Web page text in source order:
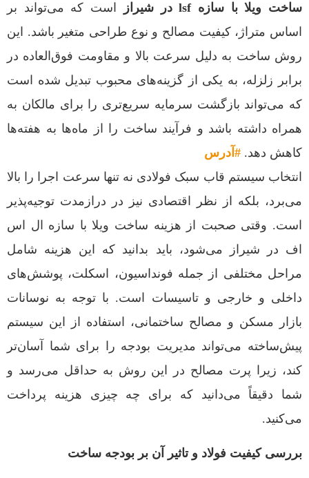
ساخت ویلا با سازه lsf در شیراز
است که می‌تواند بر
اساس متراژ، کیفیت مصالح و نوع طراحی متغیر باشد. این
روش ساخت به دلیل سرعت بالا و مقاومت فوق‌العاده در
برابر زلزله، به یکی از گزینه‌های محبوب تبدیل شده است
که می‌تواند بازگشت سرمایه سریع‌تری را برای مالکان به
همراه داشته باشد و فرآیند ساخت را از ماه‌ها به هفته‌ها
کاهش دهد. #آدرس
انتخاب سیستم قاب سبک فولادی نه تنها سرعت اجرا را بالا
می‌برد، بلکه از نظر اقتصادی نیز در درازمدت توجیه‌پذیر
است. وقتی صحبت از هزینه ساخت ویلا با سازه ال اس
اف در شیراز می‌شود، باید بدانید که این هزینه شامل
مراحل مختلفی از جمله فونداسیون، اسکلت، پوشش‌های
داخلی و خارجی و تاسیسات است. با توجه به نوسانات
بازار مسکن و مصالح ساختمانی، استفاده از این سیستم
پیش‌ساخته می‌تواند مدیریت بودجه را برای شما آسان‌تر
کند، زیرا پرت مصالح در این روش به حداقل می‌رسد و
شما دقیقاً می‌دانید که برای چه چیزی هزینه پرداخت
می‌کنید.
بررسی کیفیت فولاد و تاثیر آن بر بودجه ساخت